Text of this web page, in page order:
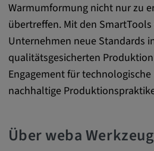
Warmumformung nicht nur zu
übertreffen. Mit den
Unternehmen neue Standards
qualitätsgesicherten
Engagement für technologische
nachhaltige
Über weba
Matterport
Name:
_mkto_trk,
_cfuvid,